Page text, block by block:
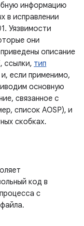
информацию
в исправлении
Уязвимости
они
описание
ссылки, тип
и, если применимо,
основную
связанное с
список AOSP), и
скобках.
код в
с